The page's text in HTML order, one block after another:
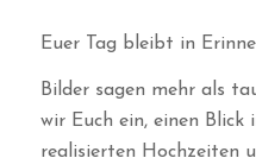
Euer Tag bleibt in
Bilder sagen mehr als
wir Euch ein, einen Blick
realisierten Hochzeiten